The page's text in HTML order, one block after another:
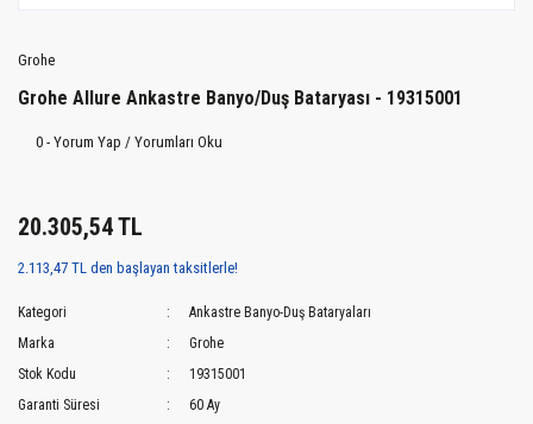
Grohe
Grohe Allure Ankastre Banyo/Duş Bataryası - 19315001
0 - Yorum Yap / Yorumları Oku
20.305,54 TL
2.113,47 TL den başlayan taksitlerle!
Kategori
Ankastre Banyo-Duş Bataryaları
Marka
Grohe
Stok Kodu
19315001
Garanti Süresi
60 Ay